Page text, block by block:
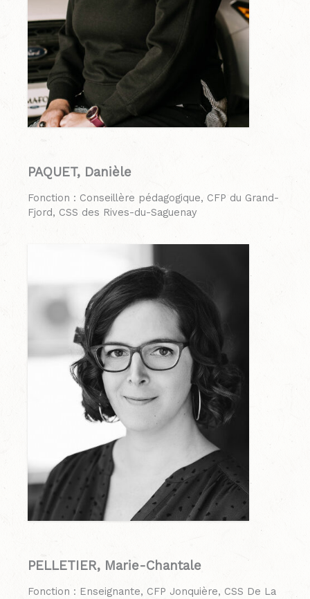
PAQUET, Danièle
Fonction : Conseillère pédagogique, CFP du Grand-
Fjord, CSS des Rives-du-Saguenay
PELLETIER, Marie-Chantale
Fonction : Enseignante, CFP Jonquière, CSS De La